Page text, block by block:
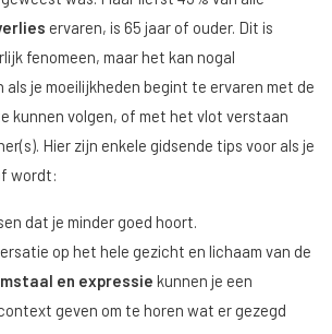
ervaren, is 65 jaar of ouder. Dit is
fenomeen, maar het kan nogal
je moeilijkheden begint te ervaren met de
kunnen volgen, of met het vlot verstaan
Hier zijn enkele gidsende tips voor als je
wordt:
dat je minder goed hoort.
op het hele gezicht en lichaam van de
en expressie kunnen je een
geven om te horen wat er gezegd